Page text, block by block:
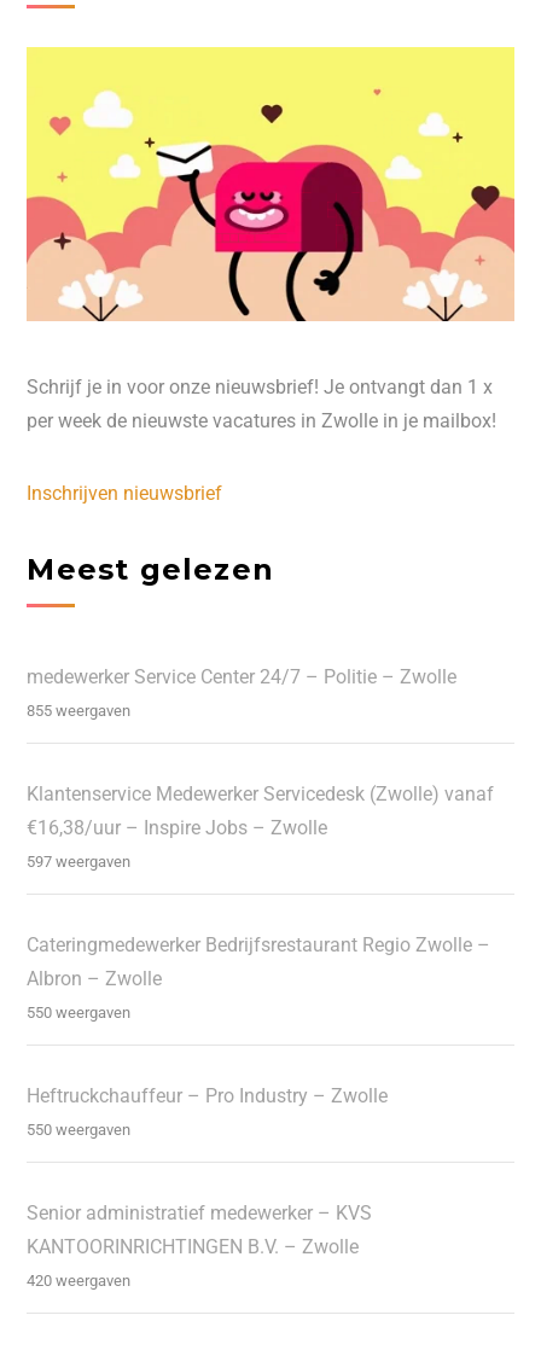
Schrijf je in voor onze nieuwsbrief! Je ontvangt dan 1 x
per week de nieuwste vacatures in Zwolle in je mailbox!
Inschrijven nieuwsbrief
Meest gelezen
medewerker Service Center 24/7 – Politie – Zwolle
855 weergaven
Klantenservice Medewerker Servicedesk (Zwolle) vanaf
€16,38/uur – Inspire Jobs – Zwolle
597 weergaven
Cateringmedewerker Bedrijfsrestaurant Regio Zwolle –
Albron – Zwolle
550 weergaven
Heftruckchauffeur – Pro Industry – Zwolle
550 weergaven
Senior administratief medewerker – KVS
KANTOORINRICHTINGEN B.V. – Zwolle
420 weergaven